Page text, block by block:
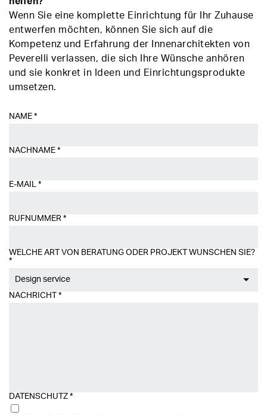
Wenn Sie eine komplette Einrichtung für Ihr Zuhause
entwerfen möchten, können Sie sich auf die
Kompetenz und Erfahrung der Innenarchitekten von
Peverelli verlassen, die sich Ihre Wünsche anhören
und sie konkret in Ideen und Einrichtungsprodukte
umsetzen.
NAME *
NACHNAME *
E-MAIL *
RUFNUMMER *
WELCHE ART VON BERATUNG ODER PROJEKT WÜNSCHEN SIE?
*
Design service
NACHRICHT*
DATENSCHUTZ *